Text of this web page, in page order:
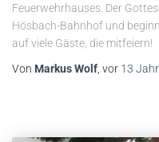
Feuerwehrhauses. Der
Hösbach-Bahnhof und
auf viele Gäste, die mitfeiern!
Von Markus Wolf , vor 13